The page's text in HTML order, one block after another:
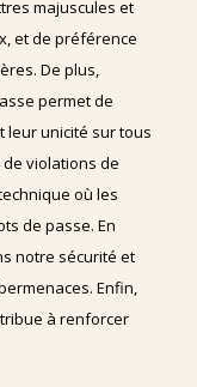
majuscules et
et de préférence
De plus,
permet de
leur unicité sur tous
violations de
où les
de passe. En
notre sécurité et
Enfin,
à renforcer